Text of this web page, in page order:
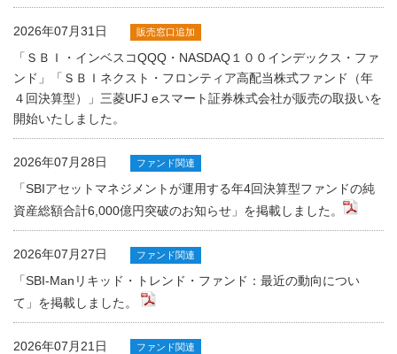
2026年07月31日 販売窓口追加
「ＳＢＩ・インベスコQQQ・NASDAQ１００インデックス・ファ
ンド」「ＳＢＩネクスト・フロンティア高配当株式ファンド（年
４回決算型）」三菱UFJ eスマート証券株式会社が販売の取扱いを
開始いたしました。
2026年07月28日 ファンド関連
「SBIアセットマネジメントが運用する年4回決算型ファンドの純
資産総額合計6,000億円突破のお知らせ」を掲載しました。
2026年07月27日 ファンド関連
「SBI-Manリキッド・トレンド・ファンド：最近の動向につい
て」を掲載しました。
2026年07月21日 ファンド関連